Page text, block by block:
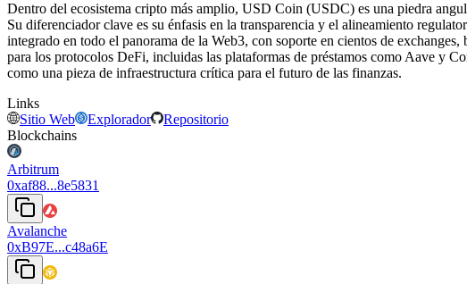
Dentro del ecosistema cripto más amplio, USD Coin (USDC) es una piedra
Su diferenciador clave es su énfasis en la transparencia y el alineamiento
integrado en todo el panorama de la Web3, con soporte en cientos de
para los protocolos DeFi, incluidas las plataformas de préstamos como Aave y
como una pieza de infraestructura crítica para el futuro de las finanzas.
Links
Sitio Web
Explorador
Repositorio
Blockchains
Arbitrum
0xaf88...8e5831
Avalanche
0xB97E...c48a6E